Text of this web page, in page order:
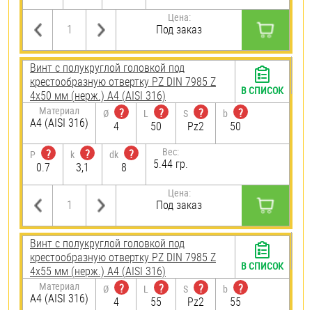
Цена:
Под заказ
Винт с полукруглой головкой под
крестообразную отвертку PZ DIN 7985 Z
4х50 мм (нерж.) A4 (AISI 316)
Материал
A4 (AISI 316)
Ø
?
4
L
?
50
S
?
Pz2
b
?
50
P
?
0.7
k
?
3,1
dk
?
8
Вес:
5.44 гр.
Цена:
Под заказ
В СПИСОК
Винт с полукруглой головкой под
крестообразную отвертку PZ DIN 7985 Z
4х55 мм (нерж.) A4 (AISI 316)
Материал
A4 (AISI 316)
Ø
?
4
L
?
55
S
?
Pz2
b
?
55
В СПИСОК